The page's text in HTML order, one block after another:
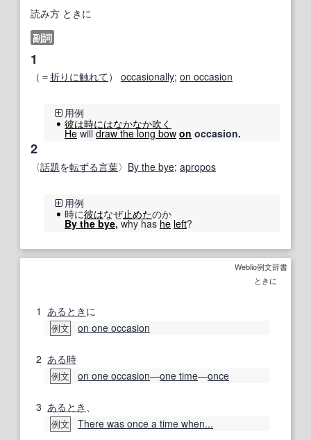
読み方 ときに
副詞
1
（＝折りに触れて） occasionally; on occasion
用例
彼は時にはなかなか吹く
Hewilldraw the long bow on occasion.
2
〈話題を転ずる言葉〉 By the bye; apropos
用例
時に彼はなぜ止めたのか
By the bye,why hashe left?
Weblio例文辞書
ときに
1 あるとき に
例文 on one occasion
2 ある時
例文 on one occasion―one time―once
3 あるとき
例文 There was once a time when...